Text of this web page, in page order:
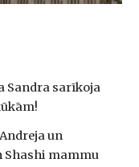
Sandra sarīkoja
un
Shashi mammu